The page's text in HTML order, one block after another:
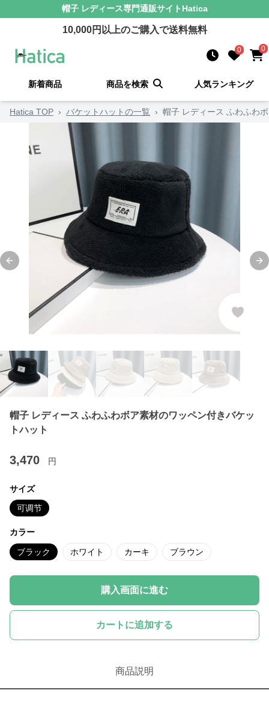
帽子 レディース専門通販サイト Hatica
10,000円以上のご購入で送料無料
0 0
新着商品 商品を検索 人気ランキング
Hatica TOP › バケットハットの一覧 › 帽子 レディース ふわふわ
Previous slide
帽子 レディース ふわふわボア素材のワッペン付きバケッ
トハット
3,470 円
サイズ
可调节
カラー
ブラック ホワイト カーキ ブラウン
購入画面に進む
カートに追加する
商品説明